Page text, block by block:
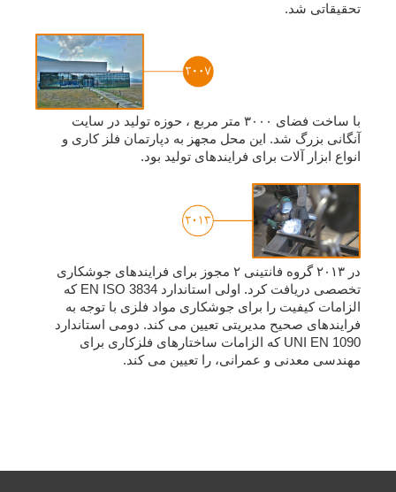
تحقیقاتی شد.
با ساخت فضای ۳٠٠٠ متر مربع ، حوزه تولید در سایت
آنگانی بزرگ شد. این محل مجهز به دپارتمان فلز کاری و
انواع ابزار آلات برای فرایندهای تولید بود.
در ۲٠١۳ گروه فانتینی ۲ مجوز برای فرایندهای جوشکاری
تخصصی دریافت کرد. اولی استاندارد EN ISO 3834 که
الزامات کیفیت را برای جوشکاری مواد فلزی با توجه به
فرایندهای صحیح مدیریتی تعیین می کند. دومی استاندارد
UNI EN 1090 که الزامات ساختارهای فلزکاری برای
مهندسی معدنی و عمرانی، را تعیین می کند.